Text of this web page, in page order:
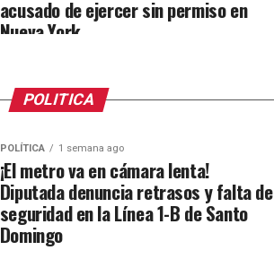
acusado de ejercer sin permiso en
Nueva York
POLITICA
POLÍTICA 1 semana ago
¡El metro va en cámara lenta!
Diputada denuncia retrasos y falta de
seguridad en la Línea 1-B de Santo
Domingo